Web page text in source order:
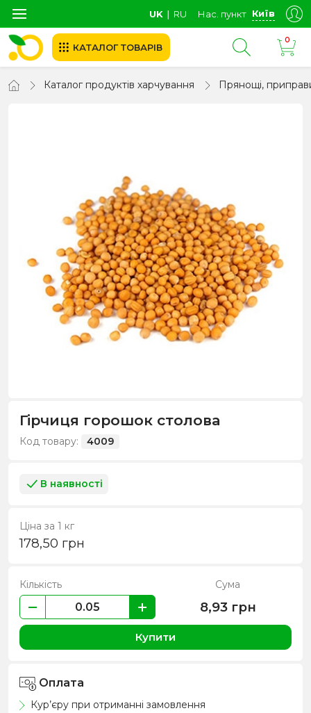
UK ∣ RU Нас. пункт Київ
КАТАЛОГ ТОВАРІВ
0
Каталог продуктів харчування Прянощі,
Гірчиця горошок столова
Код товару: 4009
В наявності
Ціна за 1 кг
178,50 грн
Кількість Сума
8,93 грн
Купити
Оплата
Кур’єру при отриманні замовлення